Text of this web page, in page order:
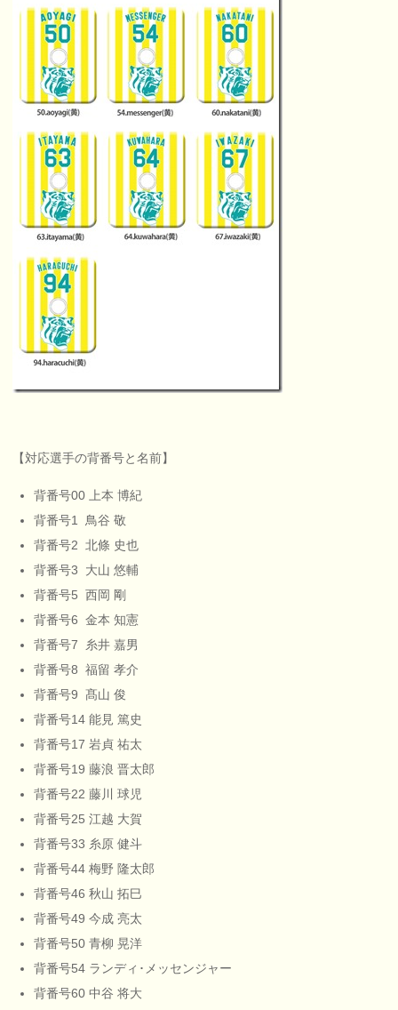
【対応選手の背番号と名前】
背番号00 上本 博紀
背番号1 鳥谷 敬
背番号2 北條 史也
背番号3 大山 悠輔
背番号5 西岡 剛
背番号6 金本 知憲
背番号7 糸井 嘉男
背番号8 福留 孝介
背番号9 髙山 俊
背番号14 能見 篤史
背番号17 岩貞 祐太
背番号19 藤浪 晋太郎
背番号22 藤川 球児
背番号25 江越 大賀
背番号33 糸原 健斗
背番号44 梅野 隆太郎
背番号46 秋山 拓巳
背番号49 今成 亮太
背番号50 青柳 晃洋
背番号54 ランディ･メッセンジャー
背番号60 中谷 将大